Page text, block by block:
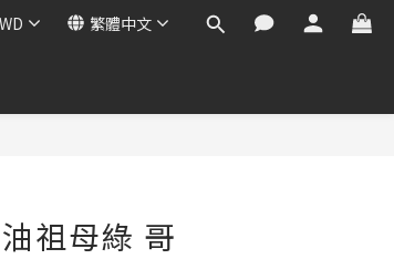
繁體中文
祖母綠 哥